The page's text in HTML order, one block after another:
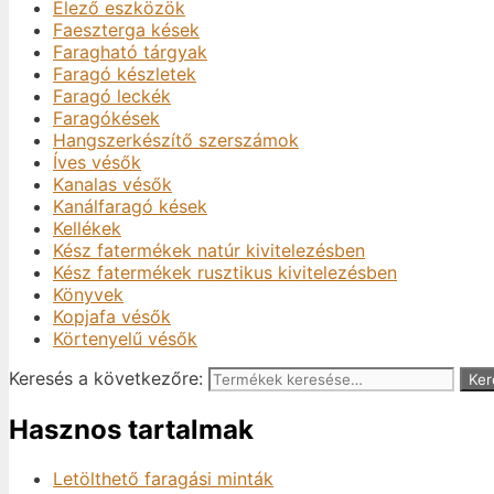
Élező eszközök
Faeszterga kések
Faragható tárgyak
Faragó készletek
Faragó leckék
Faragókések
Hangszerkészítő szerszámok
Íves vésők
Kanalas vésők
Kanálfaragó kések
Kellékek
Kész fatermékek natúr kivitelezésben
Kész fatermékek rusztikus kivitelezésben
Könyvek
Kopjafa vésők
Körtenyelű vésők
Keresés a következőre:
Hasznos tartalmak
Letölthető faragási minták